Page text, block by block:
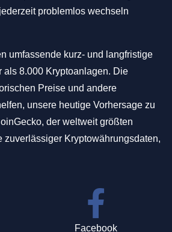
problemlos wechseln
umfassende kurz- und langfristige
als 8.000 Kryptoanlagen. Die
Preise und andere
unsere heutige Vorhersage zu
der weltweit größten
zuverlässiger Kryptowährungsdaten,
Facebook